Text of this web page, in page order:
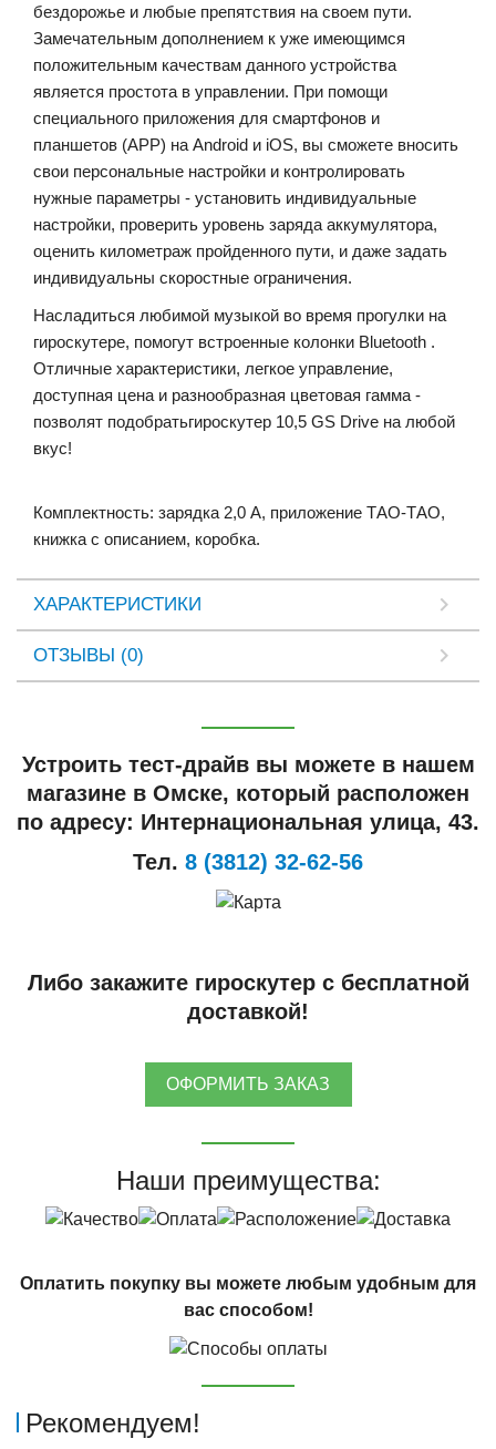
бездорожье и любые препятствия на своем пути.
Замечательным дополнением к уже имеющимся
положительным качествам данного устройства
является простота в управлении. При помощи
специального приложения для смартфонов и
планшетов (APP) на Android и iOS, вы сможете вносить
свои персональные настройки и контролировать
нужные параметры - установить индивидуальные
настройки, проверить уровень заряда аккумулятора,
оценить километраж пройденного пути, и даже задать
индивидуальны скоростные ограничения.
Насладиться любимой музыкой во время прогулки на
гироскутере, помогут встроенные колонки Bluetooth .
Отличные характеристики, легкое управление,
доступная цена и разнообразная цветовая гамма -
позволят подобратьгироскутер 10,5 GS Drive на любой
вкус!
Комплектность: зарядка 2,0 А, приложение ТАО-ТАО,
книжка с описанием, коробка.
ХАРАКТЕРИСТИКИ
ОТЗЫВЫ (0)
Устроить тест-драйв вы можете в нашем
магазине в Омске, который расположен
по адресу: Интернациональная улица, 43.
Тел. 8 (3812) 32-62-56
Либо закажите гироскутер с бесплатной
доставкой!
ОФОРМИТЬ ЗАКАЗ
Наши преимущества:
Оплатить покупку вы можете любым удобным для
вас способом!
Рекомендуем!